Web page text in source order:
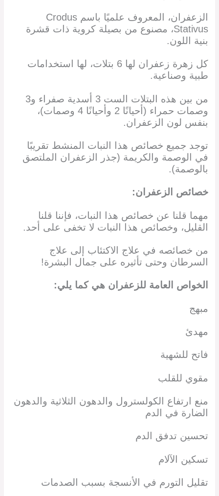
الزعفران، المعروف علميًا باسم Crodus
Stativus، مصنوع من بصيلة كروية ذات قشرة
بنية اللون.
كل زهرة زعفران لها 6 بتلات، لها استخدامات
طبية وصناعية.
من بين هذه البتلات الست 3 أسدية صفراء و3
وصمات حمراء (أحيانًا 2 وأحيانًا 4 وصمات)،
بنفس لون الزعفران.
توجد جميع خصائص هذا النبات المنشط تقريبًا
في الوصمة والكريمة (جذر الزعفران الملتصق
بالوصمة).
خصائص الزعفران:
مهما قلنا عن خصائص هذا النبات، فإننا قلنا
القليل، وخصائص هذا النبات لا تخفى على أحد.
من خصائصه في علاج الاكتئاب إلى علاج
السرطان وحتى تأثيره على جمال البشرة!
الخواص العامة للزعفران هي كما يلي:
مبهج
مهدئ
فاتح للشهية
مقوي للقلب
منع ارتفاع الكولسترول والدهون الثلاثية والدهون
الضارة في الدم
تحسين تدفق الدم
تسكين الآلام
تقليل التورم في الأنسجة بسبب الصدمات